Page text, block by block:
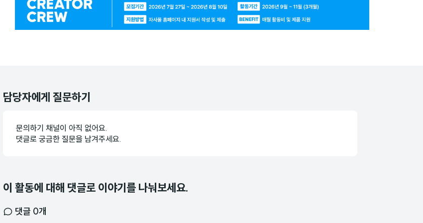
너
담당자에게 질문하기
문의하기 채널이 아직 없어요.
댓글로 궁금한 질문을 남겨주세요.
이 활동에 대해 댓글로 이야기를 나눠보세요.
댓글 0개